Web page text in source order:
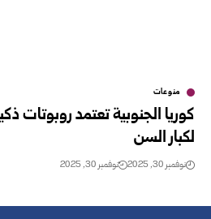
منوعات
كوريا الجنوبية تعتمد روبوتات
لكبار السن
نوفمبر 30, 2025 نوفمبر 30, 2025